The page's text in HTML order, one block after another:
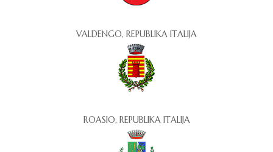
VALDENGO, REPUBLIKA ITALIJA
ROASIO, REPUBLIKA ITALIJA